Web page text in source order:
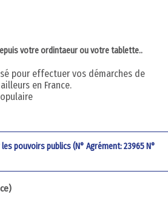
votre ordintaeur ou votre tablette..
pour effectuer vos démarches de
en France.
pouvoirs publics (N° Agrément: 23965 N°